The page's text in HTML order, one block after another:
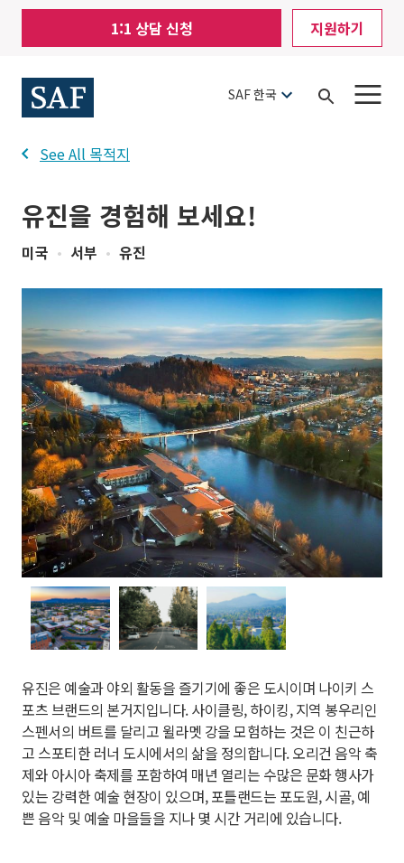
Skip
main
content
Utility
Menu
1:1 상담 신청 지원하기
SAF 한국
Open
See All 목적지
유진을 경험해 보세요!
미국 • 서부 • 유진
유진은 예술과 야외 활동을 즐기기에 좋은 도시이며 나이키 스
포츠 브랜드의 본거지입니다. 사이클링, 하이킹, 지역 봉우리인
스펜서의 버트를 달리고 윌라멧 강을 모험하는 것은 이 친근하
고 스포티한 러너 도시에서의 삶을 정의합니다. 오리건 음악 축
제와 아시아 축제를 포함하여 매년 열리는 수많은 문화 행사가
있는 강력한 예술 현장이 있으며, 포틀랜드는 포도원, 시골, 예
쁜 음악 및 예술 마을들을 지나 몇 시간 거리에 있습니다.